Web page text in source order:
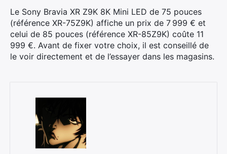
Le Sony Bravia XR Z9K 8K Mini LED de 75 pouces
(référence XR-75Z9K) affiche un prix de 7 999 € et
celui de 85 pouces (référence XR-85Z9K) coûte 11
999 €. Avant de fixer votre choix, il est conseillé de
le voir directement et de l’essayer dans les magasins.